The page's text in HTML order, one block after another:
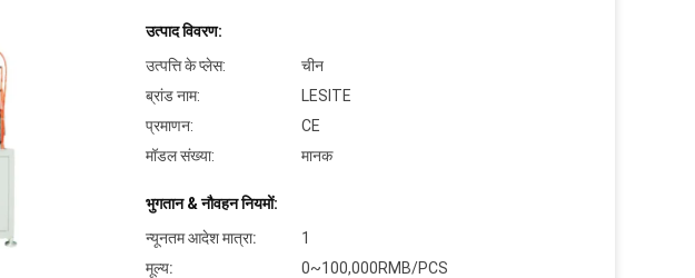
उत्पाद विवरण:
उत्पत्ति के प्लेस:
चीन
ब्रांड नाम:
LESITE
प्रमाणन:
CE
मॉडल संख्या:
मानक
भुगतान & नौवहन नियमों:
न्यूनतम आदेश मात्रा:
1
मूल्य:
0~100,000RMB/PCS